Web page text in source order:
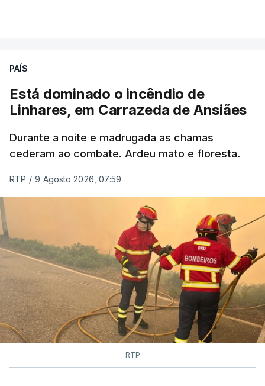
ESTE CONTEÚDO ESTÁ NESTE
PAÍS
Está dominado o incêndio de
Linhares, em Carrazeda de Ansiães
Durante a noite e madrugada as chamas
cederam ao combate. Ardeu mato e floresta.
RTP / 9 Agosto 2026, 07:59
RTP